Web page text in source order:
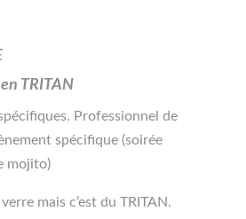
TRITAN
Professionnel de
spécifique (soirée
mojito)
mais c’est du TRITAN.